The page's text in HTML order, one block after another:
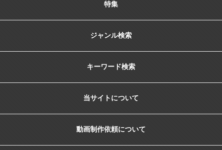
特集
ジャンル検索
キーワード検索
当サイトについて
動画制作依頼について